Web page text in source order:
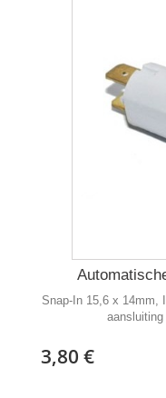
Snap-In 15,6 x 14mm,
aansluiting
3,80 €